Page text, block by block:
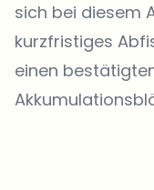
sich bei diesem
kurzfristiges
einen